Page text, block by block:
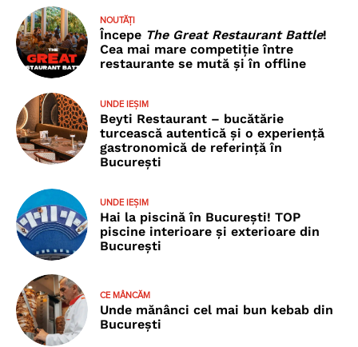
NOUTĂȚI
Începe The Great Restaurant Battle!
Cea mai mare competiție între
restaurante se mută și în offline
UNDE IEȘIM
Beyti Restaurant – bucătărie
turcească autentică și o experiență
gastronomică de referință în
București
UNDE IEȘIM
Hai la piscină în București! TOP
piscine interioare și exterioare din
București
CE MÂNCĂM
Unde mănânci cel mai bun kebab din
București